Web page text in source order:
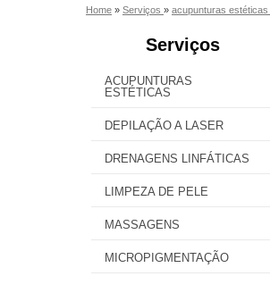
Home » Serviços » acupunturas estéticas
Serviços
ACUPUNTURAS
ESTÉTICAS
DEPILAÇÃO A LASER
DRENAGENS LINFÁTICAS
LIMPEZA DE PELE
MASSAGENS
MICROPIGMENTAÇÃO